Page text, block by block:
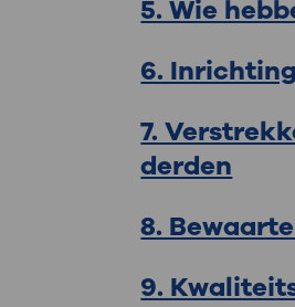
5. Wie
6.
7.
derden
8.
9.